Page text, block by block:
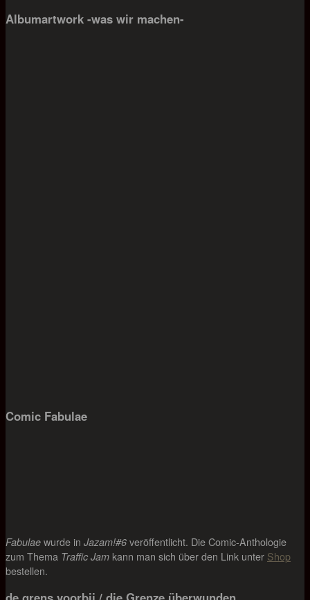
Albumartwork -was wir machen-
Comic Fabulae
Fabulae wurde in Jazam!#6 veröffentlicht. Die Comic-Anthologie
zum Thema Traffic Jam kann man sich über den Link unter Shop
bestellen.